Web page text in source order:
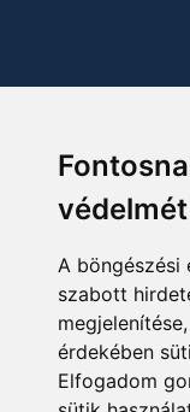
védelmét
A böngészési
szabott
érdekében
Elfogadom